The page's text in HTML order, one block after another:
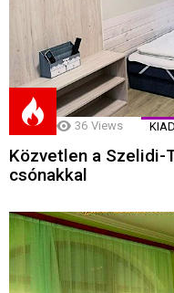
36 Views
Közvetlen a Szelidi-
csónakkal